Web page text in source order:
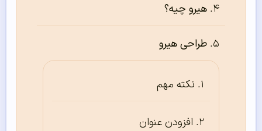
هیرو چیه؟
طراحی هیرو
نکته مهم
افزودن عنوان